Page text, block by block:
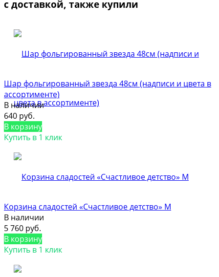
с доставкой, также купили
Шар фольгированный звезда 48см (надписи и цвета в
ассортименте)
В наличии
640 руб.
В корзину
Купить в 1 клик
Корзина сладостей «Счастливое детство» M
В наличии
5 760 руб.
В корзину
Купить в 1 клик